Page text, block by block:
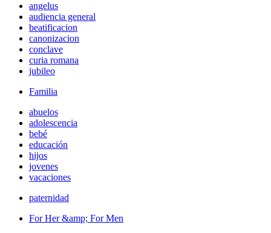
angelus
audiencia general
beatificacion
canonizacion
conclave
curia romana
jubileo
Familia
abuelos
adolescencia
bebé
educación
hijos
jovenes
vacaciones
paternidad
For Her &amp; For Men